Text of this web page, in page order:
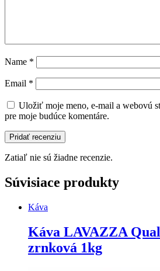
Name *
Email *
Uložiť moje meno, e-mail a webovú
pre moje budúce komentáre.
Zatiaľ nie sú žiadne recenzie.
Súvisiace produkty
Káva
Káva LAVAZZA
zrnková 1kg